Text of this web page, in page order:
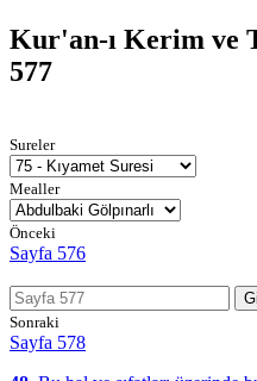
Kur'an-ı Kerim ve
577
Sureler
Mealler
Önceki
Sayfa 576
Sonraki
Sayfa 578